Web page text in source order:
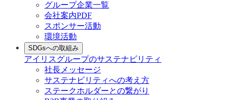
グループ企業一覧
会社案内PDF
スポンサー活動
環境活動
SDGsへの取組み
アイリスグループのサステナビリティ
社長メッセージ
サステナビリティへの考え方
ステークホルダーとの繋がり